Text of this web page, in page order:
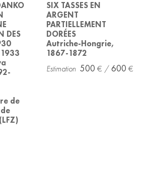
DES
de
SIX TASSES EN
ARGENT
PARTIELLEMENT
DORÉES
Autriche-Hongrie,
1867-1872
500 600